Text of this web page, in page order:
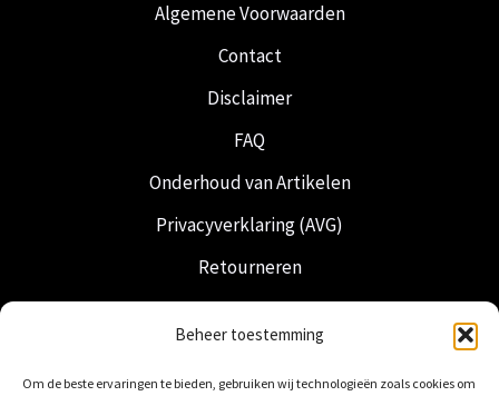
Beheer toestemming
Om de beste ervaringen te bieden, gebruiken wij technologieën zoals cookies om
Algemene Voorwaarden
Contact
Disclaimer
FAQ
Onderhoud van Artikelen
Privacyverklaring (AVG)
Retourneren
Verzending & Levering